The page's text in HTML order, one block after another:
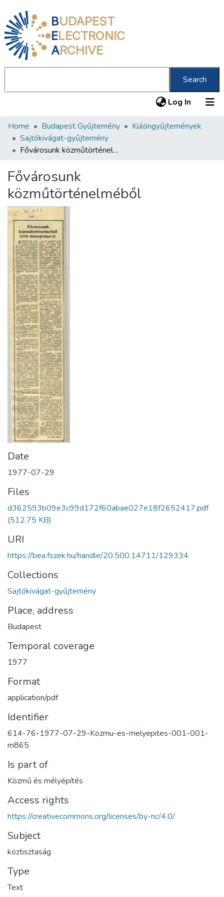
BUDAPEST
ELECTRONIC
ARCHIVE
Search
Log In (current)
Communities & Collections
All of DSpace
About us
Home Budapest Gyűjtemény
Különgyűjtemények
Sajtókivágat-gyűjtemény
Fővárosunk közműtörténelméből
Fővárosunk
közműtörténelméből
Date
1977-07-29
Files
d362593b09e3c99d172f60abae027e18f2652417.pdf
(512.75 KB)
URI
https://bea.fszek.hu/handle/20.500.14711/129334
Collections
Sajtókivágat-gyűjtemény
Place, address
Budapest
Temporal coverage
1977
Format
application/pdf
Identifier
614-76-1977-07-29-Kozmu-es-melyepites-001-001-
m865
Is part of
Közmű és mélyépítés
Access rights
https://creativecommons.org/licenses/by-nc/4.0/
Subject
köztisztaság
Type
Text